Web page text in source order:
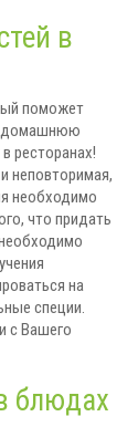
в
поможет
домашнюю
ресторанах!
неповторимая,
необходимо
что придать
на
специи.
с Вашего
блюдах